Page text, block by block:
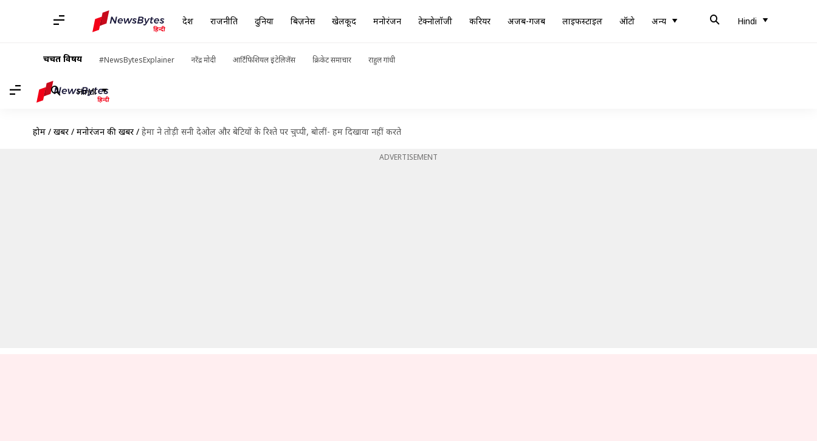
देश राजनीति दुनिया बिज़नेस खेलकूद मनोरंजन टेक्नोलॉजी करियर अजब-गजब लाइफस्टाइल ऑटो अन्य Hindi
चर्चित विषय #NewsBytesExplainer नरेंद्र मोदी आर्टिफिशियल इंटेलिजेंस क्रिकेट समाचार राहुल गांधी
Hindi
होम / खबरें / मनोरंजन की खबरें / हेमा ने तोड़ी सनी देओल और बेटियों के रिश्ते पर चुप्पी, बोलीं- हम दिखावा नहीं करते
ADVERTISEMENT